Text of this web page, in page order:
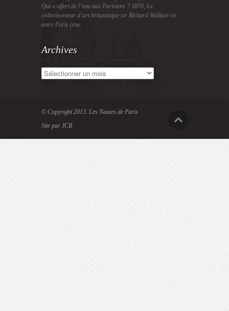
Qui a offert de l’eau aux Parisiens ? 1870, Le
collectionneur d’art britannique sir Richard Wallace vit
entre Paris (rue
Archives
Archives
© Copyright 2013. Les Nautes de Paris
Site par JCB